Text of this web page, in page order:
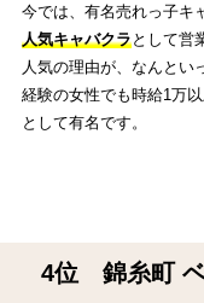
今では、有名売れっ子キ
人気キャバクラとして営
人気の理由が、なんとい
経験の女性でも時給1万
として有名です。
4位 錦糸町 ベ